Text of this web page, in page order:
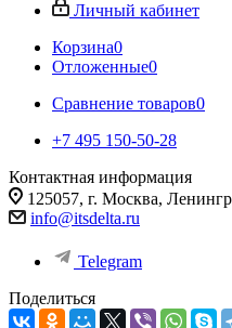
Личный кабинет
Корзина0
Отложенные0
Сравнение товаров0
+7 495 150-50-28
Контактная информация
125057, г. Москва,
info@itsdelta.ru
Telegram
Поделиться